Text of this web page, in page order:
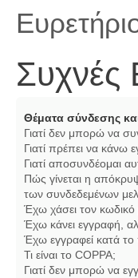
Συχνές
Θέματα σύνδεσης
Γιατί δεν μπορώ να
Γιατί πρέπει να κάνω
Γιατί αποσυνδέομαι
Πώς γίνεται η
των συνδεδεμένων
Έχω χάσει τον κωδικό
Έχω κάνει εγγραφή,
Έχω εγγραφεί κατά
Τι είναι το COPPA;
Γιατί δεν μπορώ να